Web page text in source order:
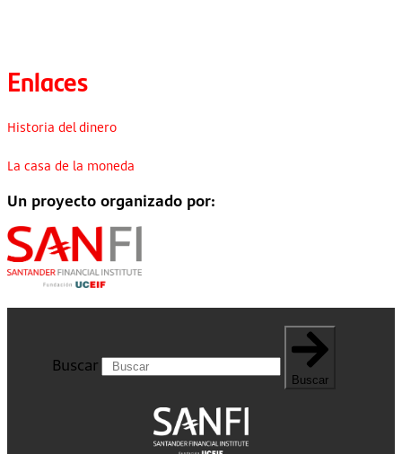
Enlaces
Historia del dinero
La casa de la moneda
Un proyecto organizado por:
Buscar
Buscar